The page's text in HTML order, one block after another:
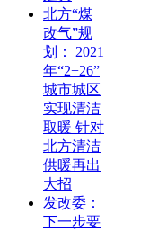
北方“煤
改气”规
划： 2021
年“2+26”
城市城区
实现清洁
取暖 针对
北方清洁
供暖再出
大招
发改委：
下一步要